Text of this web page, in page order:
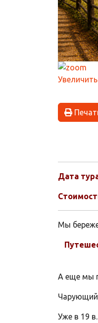
Дата
Мы
А еще мы
Чарующий
Уже в 19